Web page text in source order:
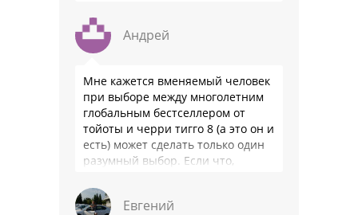
Андрей
Мне кажется вменяемый человек
при выборе между многолетним
глобальным бестселлером от
тойоты и черри тигго 8 (а это он и
есть) может сделать только один
разумный выбор. Если что,
Евгений